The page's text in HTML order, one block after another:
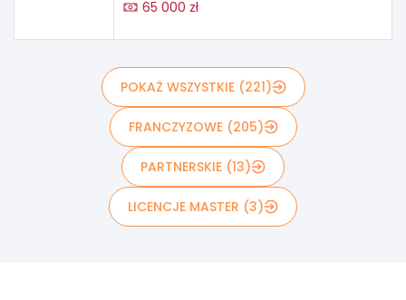
65 000 zł
POKAŻ WSZYSTKIE (221)
FRANCZYZOWE (205)
PARTNERSKIE (13)
LICENCJE MASTER (3)